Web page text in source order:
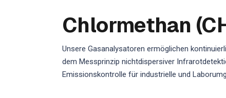
Chlormethan
Unsere Gasanalysatoren ermöglichen
dem Messprinzip nichtdispersiver
Emissionskontrolle für industrielle und